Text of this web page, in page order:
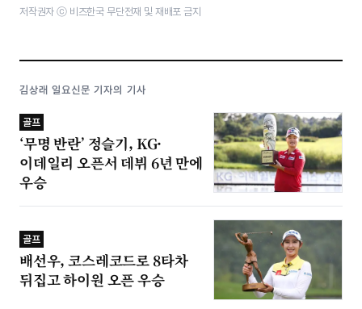
저작권자 ⓒ 비즈한국 무단전재 및 재배포 금지
김상래 일요신문 기자의 기사
골프
‘무명 반란’ 정슬기, KG·
이데일리 오픈서 데뷔 6년 만에
우승
골프
배선우, 코스레코드로 8타차
뒤집고 하이원 오픈 우승